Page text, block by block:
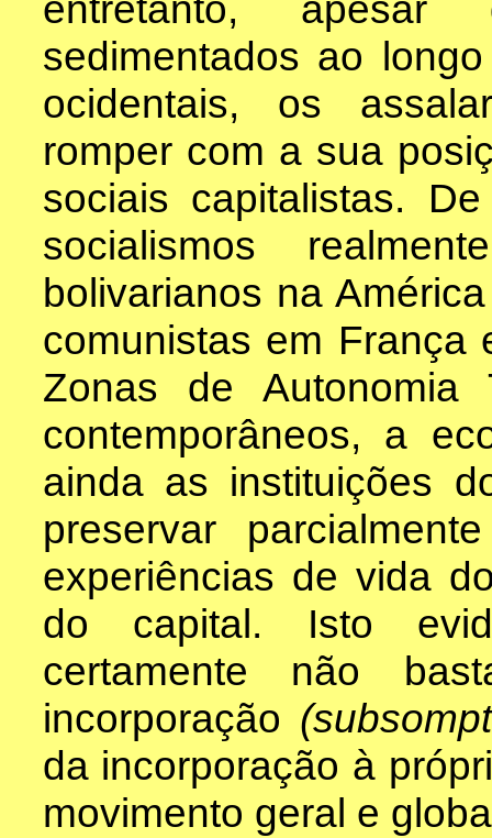
sedimentados ao
ocidentais, os
romper com a sua
sociais capitalistas.
socialismos
bolivarianos na
comunistas em França
Zonas de Autonomia
contemporâneos, a
ainda as instituições
preservar
experiências de vida
do capital. Isto
certamente não
incorporação
da incorporação à
movimento geral e